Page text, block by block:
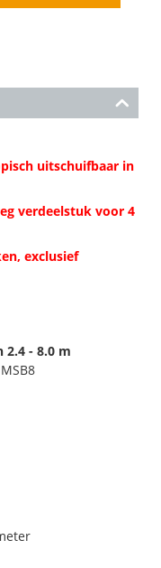
uitschuifbaar in
verdeelstuk voor 4
exclusief
2.4 - 8.0 m